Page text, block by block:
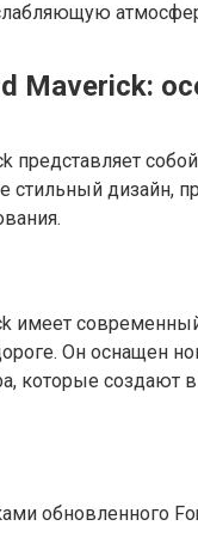
Maverick:
представляет
стильный дизайн,
имеет
Он оснащен
которые создают
обновленного